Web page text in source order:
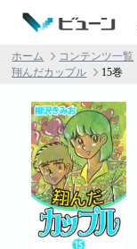
ホーム コンテンツ一覧
翔んだカップル
15巻